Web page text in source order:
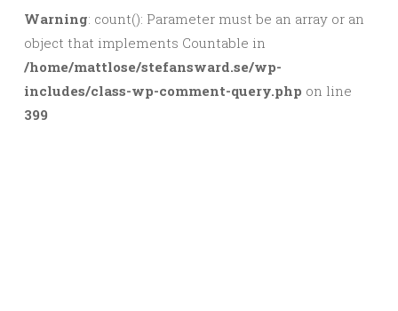
Warning: count(): Parameter must be an array or an
object that implements Countable in
/home/mattlose/stefansward.se/wp-
includes/class-wp-comment-query.php on line
399